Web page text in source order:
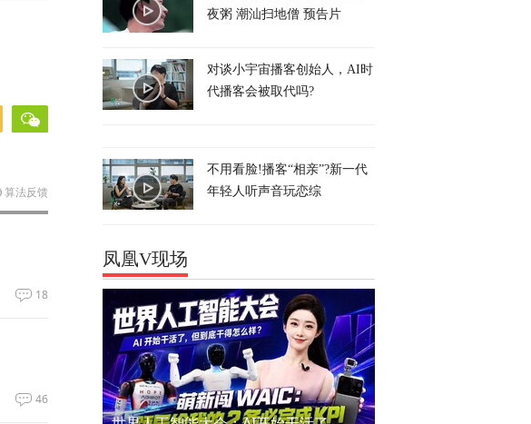
算法反馈
18
46
夜粥 潮汕扫地僧 预告片
对谈小宇宙播客创始人，AI时
代播客会被取代吗?
不用看脸!播客“相亲”?新一代
年轻人听声音玩恋综
凤凰V现场